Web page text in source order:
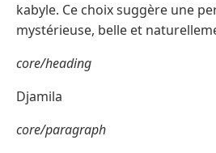
kabyle. Ce choix suggère une
mystérieuse, belle et
core/heading
Djamila
core/paragraph